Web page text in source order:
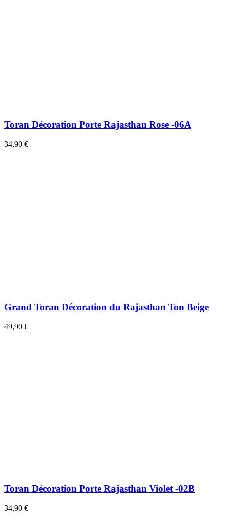
Toran Décoration Porte Rajasthan Rose -06A
34,90 €
Grand Toran Décoration du Rajasthan Ton Beige
49,90 €
Toran Décoration Porte Rajasthan Violet -02B
34,90 €